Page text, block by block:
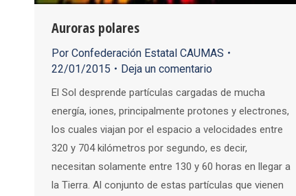
Auroras polares
Por Confederación Estatal CAUMAS
22/01/2015
Deja un comentario
El Sol desprende partículas cargadas de mucha
energía, iones, principalmente protones y electrones,
los cuales viajan por el espacio a velocidades entre
320 y 704 kilómetros por segundo, es decir,
necesitan solamente entre 130 y 60 horas en llegar a
la Tierra. Al conjunto de estas partículas que vienen